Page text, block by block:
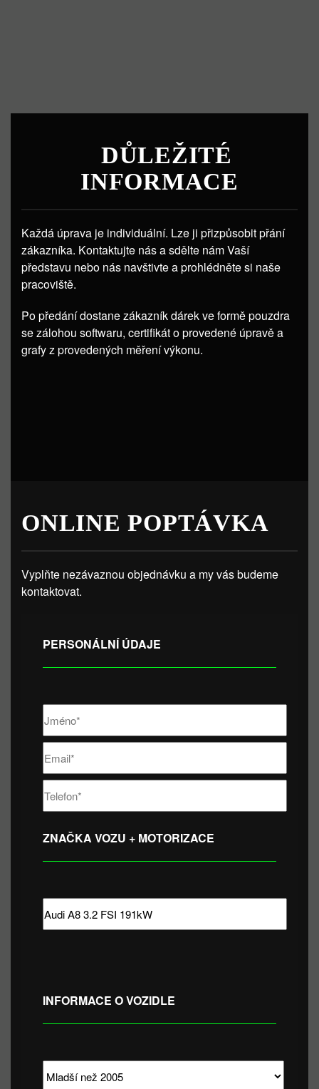
DŮLEŽITÉ
INFORMACE
Každá úprava je individuální. Lze ji přizpůsobit přání
zákazníka. Kontaktujte nás a sdělte nám Vaší
představu nebo nás navštivte a prohlédněte si naše
pracoviště.
Po předání dostane zákazník dárek ve formě pouzdra
se zálohou softwaru, certifikát o provedené úpravě a
grafy z provedených měření výkonu.
ONLINE POPTÁVKA
Vyplňte nezávaznou objednávku a my vás budeme
kontaktovat.
PERSONÁLNÍ ÚDAJE
ZNAČKA VOZU + MOTORIZACE
INFORMACE O VOZIDLE